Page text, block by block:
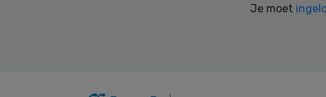
Je moet